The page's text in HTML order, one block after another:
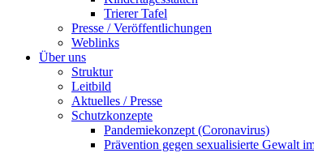
Trierer Tafel
Presse / Veröffentlichungen
Weblinks
Über uns
Struktur
Leitbild
Aktuelles / Presse
Schutzkonzepte
Pandemiekonzept (Coronavirus)
Prävention gegen sexualisierte Gewalt